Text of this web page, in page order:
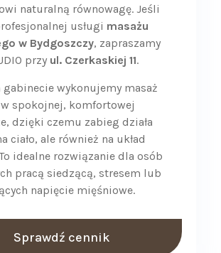
naturalną równowagę. Jeśli
usługi masażu
w Bydgoszczy, zapraszamy
przy ul. Czerkaskiej 11.
gabinecie wykonujemy masaż
spokojnej, komfortowej
dzięki czemu zabieg działa
ciało, ale również na układ
idealne rozwiązanie dla osób
pracą siedzącą, stresem lub
napięcie mięśniowe.
Sprawdź cennik